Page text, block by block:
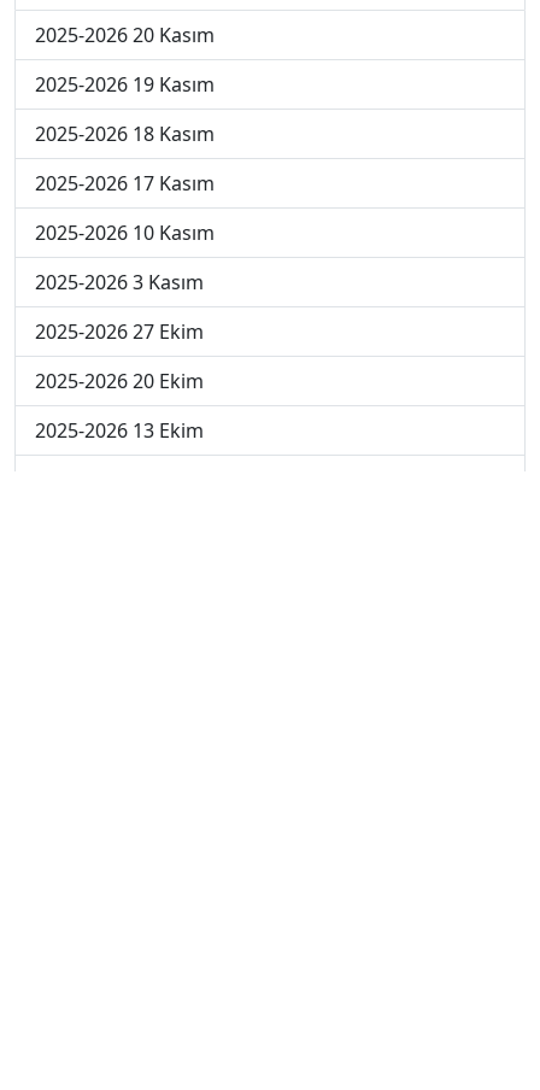
2025-2026 20 Kasım
2025-2026 19 Kasım
2025-2026 18 Kasım
2025-2026 17 Kasım
2025-2026 10 Kasım
2025-2026 3 Kasım
2025-2026 27 Ekim
2025-2026 20 Ekim
2025-2026 13 Ekim